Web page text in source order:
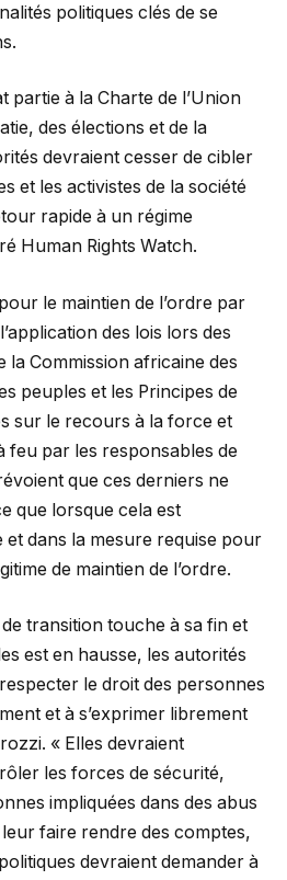
politiques clés de se
partie à la Charte de l’Union
des élections et de la
devraient cesser de cibler
et les activistes de la société
rapide à un régime
Human Rights Watch.
le maintien de l’ordre par
des lois lors des
la Commission africaine des
peuples et les Principes de
sur le recours à la force et
feu par les responsables de
que ces derniers ne
que lorsque cela est
dans la mesure requise pour
de maintien de l’ordre.
transition touche à sa fin et
est en hausse, les autorités
le droit des personnes
et à s’exprimer librement
« Elles devraient
les forces de sécurité,
impliquées dans des abus
faire rendre des comptes,
devraient demander à